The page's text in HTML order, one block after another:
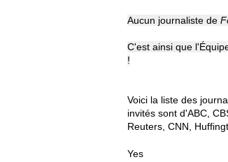
Aucun journaliste de
C'est ainsi que
!
Voici la liste des
invités sont d'ABC,
Reuters, CNN,
Yes